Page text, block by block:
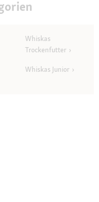
Whiskas
Trockenfutter
Whiskas Junior